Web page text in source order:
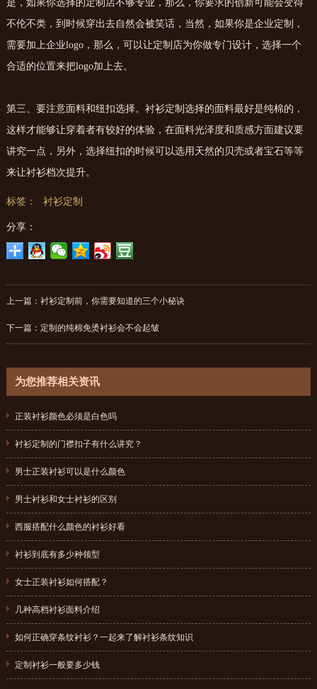
是，如果你选择的定制店不够专业，那么，你要求的创新可能会变得
不伦不类，到时候穿出去自然会被笑话，当然，如果你是企业定制，
需要加上企业logo，那么，可以让定制店为你做专门设计，选择一个
合适的位置来把logo加上去。
第三、要注意面料和纽扣选择。衬衫定制选择的面料最好是纯棉的，
这样才能够让穿着者有较好的体验，在面料光泽度和质感方面建议要
讲究一点，另外，选择纽扣的时候可以选用天然的贝壳或者宝石等等
来让衬衫档次提升。
标签： 衬衫定制
分享：
上一篇： 衬衫定制前，你需要知道的三个小秘诀
下一篇： 定制的纯棉免烫衬衫会不会起皱
为您推荐相关资讯
正装衬衫颜色必须是白色吗
{dede:field.pubdate function="MyDate('Y-m-d',@me)"/}
衬衫定制的门襟扣子有什么讲究？
{dede:field.pubdate function="MyDate('Y-m-d',@me)"/}
男士正装衬衫可以是什么颜色
男士衬衫和女士衬衫的区别
{dede:field.pubdate function="MyDate('Y-m-d',@me)"/}
西服搭配什么颜色的衬衫好看
衬衫到底有多少种领型
女士正装衬衫如何搭配？
几种高档衬衫面料介绍
{dede:field.pubdate function="MyDate('Y-m-d',@me)"/}
如何正确穿条纹衬衫？一起来了解衬衫条纹知识
定制衬衫一般要多少钱